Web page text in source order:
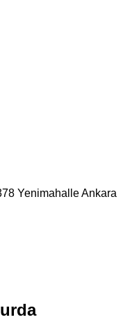
Yenimahalle Ankara